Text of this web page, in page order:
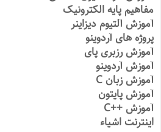
مفاهیم پایه الکترونیک
آموزش آلتیوم دیزاینر
پروژه های آردوینو
آموزش رزبری پای
آموزش آردوینو
آموزش زبان C
آموزش پایتون
آموزش ++C
اینترنت اشیاء